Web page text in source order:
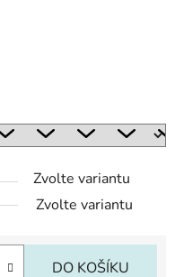
Zvolte variantu
Zvolte variantu
DO KOŠÍKU